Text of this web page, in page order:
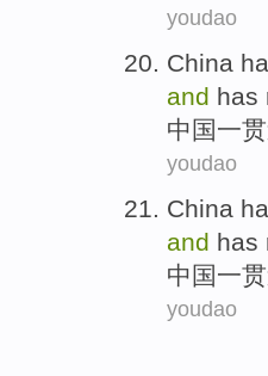
youdao
China
and has
中国一贯
youdao
China
and has
中国一贯
youdao